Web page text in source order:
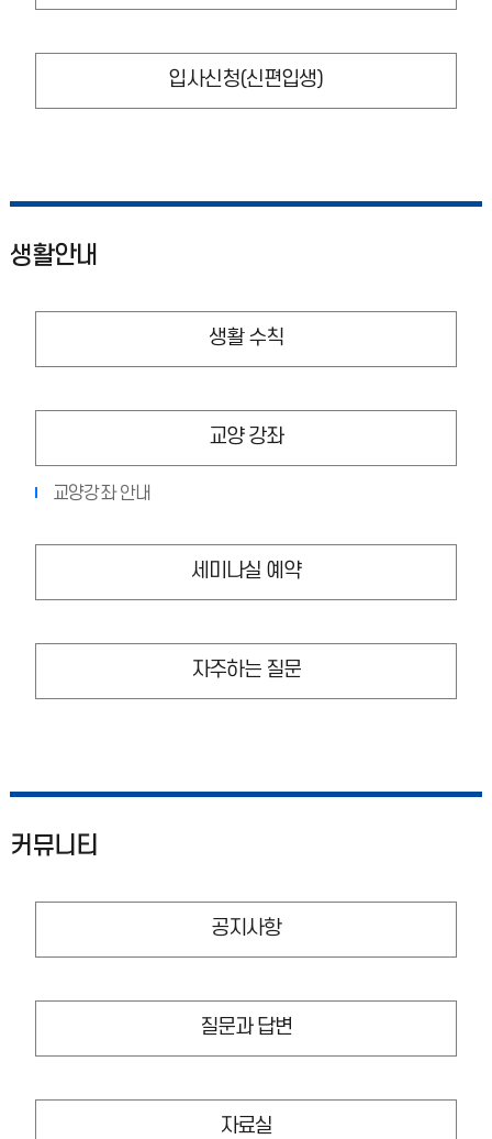
입사신청(신편입생)
생활안내
생활 수칙
교양 강좌
교양강좌 안내
세미나실 예약
자주하는 질문
커뮤니티
공지사항
질문과 답변
자료실